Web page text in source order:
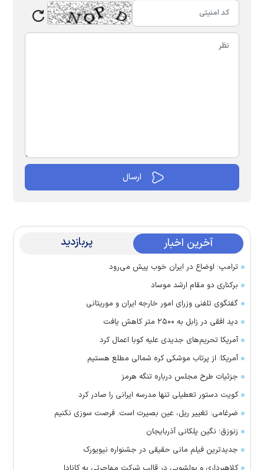
آخرین اخبار پربازدید
ترامپ: اوضاع در ایران خوب پیش می‌رود
برکناری دو مقام ارشد موساد
گفتگوی تلفنی وزرای امور خارجه ایران و موریتانی
دید افقی در زابل به ۲۵۰۰ متر کاهش یافت
آمریکا تحریم‌های جدیدی علیه کوبا اعمال کرد
آمریکا: از پرتاب موشکی کره شمالی مطلع هستیم
جزئیات طرح مجلس درباره تنگه هرمز
کویت دستور تعطیلی تنها مدرسه ایرانی را صادر کرد
ضرغامی: تغییر ریل، عین بصیرت است. فرصت سوزی نکنیم
زنوزق؛ نگین پلکانی آذربایجان
جدیدترین فیلم مانی حقیقی در جشنواره نیویورک